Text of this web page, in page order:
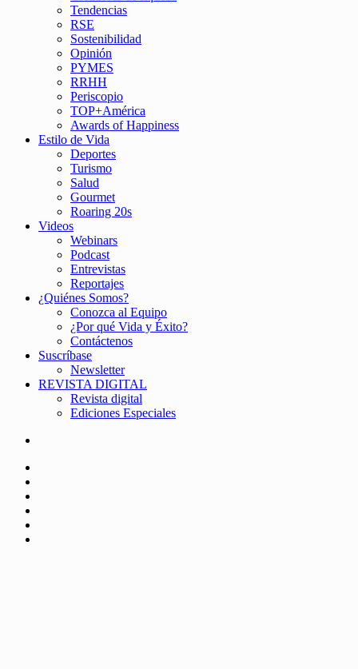
Tendencias
RSE
Sostenibilidad
Opinión
PYMES
RRHH
Periscopio
TOP+América
Awards of Happiness
Estilo de Vida
Deportes
Turismo
Salud
Gourmet
Roaring 20s
Videos
Webinars
Podcast
Entrevistas
Reportajes
¿Quiénes Somos?
Conozca al Equipo
¿Por qué Vida y Éxito?
Contáctenos
Suscríbase
Newsletter
REVISTA DIGITAL
Revista digital
Ediciones Especiales